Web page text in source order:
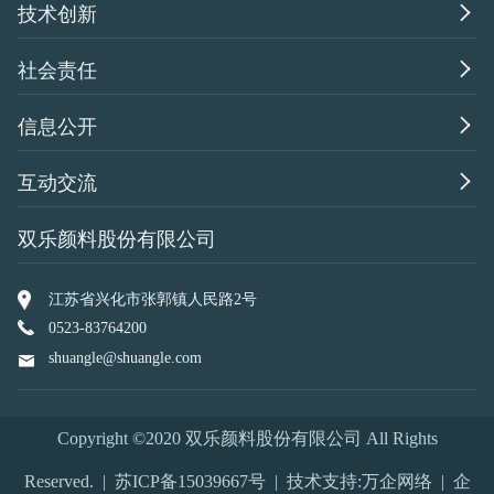
技术创新 
社会责任 
信息公开 
互动交流 
双乐颜料股份有限公司
江苏省兴化市张郭镇人民路2号
0523-83764200
shuangle@shuangle.com
Copyright ©2020 双乐颜料股份有限公司 All Rights
Reserved. | 苏ICP备15039667号| 技术支持:万企网络 | 企